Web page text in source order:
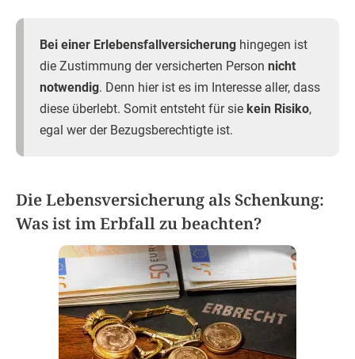
Bei einer Erlebensfallversicherung hingegen ist
die Zustimmung der versicherten Person nicht
notwendig. Denn hier ist es im Interesse aller, dass
diese überlebt. Somit entsteht für sie kein Risiko,
egal wer der Bezugsberechtigte ist.
Die Lebensversicherung als Schenkung:
Was ist im Erbfall zu beachten?